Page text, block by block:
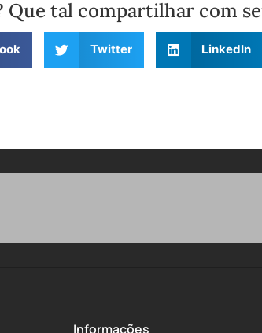
Que tal compartilhar com
Twitter LinkedIn
Informações